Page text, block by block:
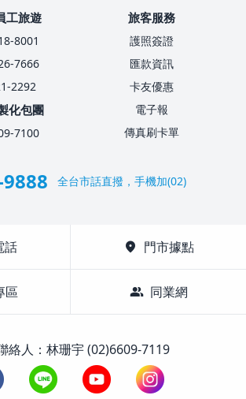
工旅遊
8001
7666
2292
化包團
7100
旅客服務
護照簽證
匯款資訊
卡友優惠
電子報
傳真刷卡單
全台市話直撥，手機加(02)
話 location_on 門市據點
區 group 同業網
絡人：林珊宇 (02)6609-7119